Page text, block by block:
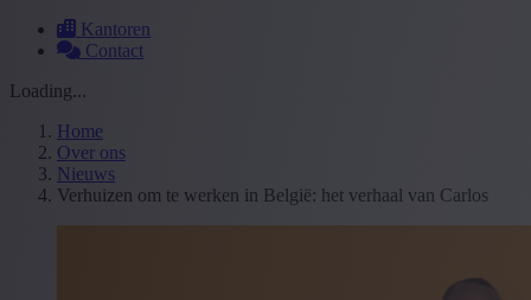
Kantoren
Contact
Loading...
Home
Over ons
Nieuws
Verhuizen om te werken in België: het verhaal van Carlos